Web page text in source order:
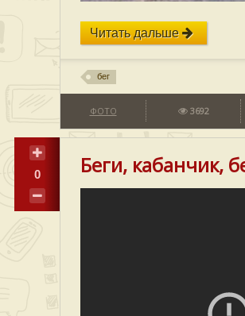
Читать дальше
бег
ФОТО 3692
0 Беги, кабанчик,